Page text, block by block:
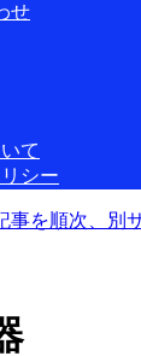
せ
て
シー
事を順次、別